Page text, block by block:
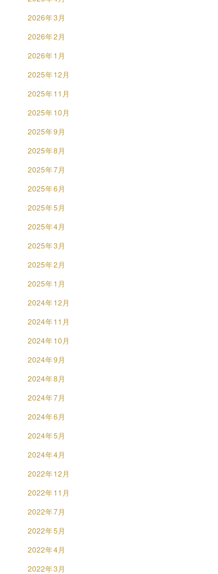
2026年3月
2026年2月
2026年1月
2025年12月
2025年11月
2025年10月
2025年9月
2025年8月
2025年7月
2025年6月
2025年5月
2025年4月
2025年3月
2025年2月
2025年1月
2024年12月
2024年11月
2024年10月
2024年9月
2024年8月
2024年7月
2024年6月
2024年5月
2024年4月
2022年12月
2022年11月
2022年7月
2022年5月
2022年4月
2022年3月